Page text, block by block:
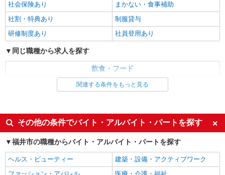
キープ 詳細を見る
アルバイト パート
すき家 福井和田店
時給1,150円 ※22:00〜翌5:00：時給1,450円 ※
高校生時給1,053円 ※早朝手当（5:00〜9:00）時給
キープ 詳細を見る
アルバイト パート
すき家 416号福井開発店
すき家の店舗スタッフ（接客・調理・清掃な
社会保険あり
まかない・食事補助
社割・特典あり
制服貸与
研修制度あり
社員登用あり
同じ職種から求人を探す
飲食・フード
ファストフード・デリ
調理・調理補助・調理師
未経験歓迎
大学生歓迎
ミドル（40代～）活躍中
週2～3日勤務OK
短時間勤務（1日4h以内）OK
深夜
車通勤OK
扶養内勤務OK
関連する条件をもっと見る
その他の条件でバイト・アルバイト・パートを探す
福井市の職種からバイト・アルバイト・パートを探す
ヘルス・ビューティー
建築・設備・アクティブワーク